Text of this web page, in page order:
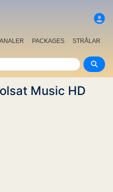
PACKAGES
STRÅLAR
Music HD